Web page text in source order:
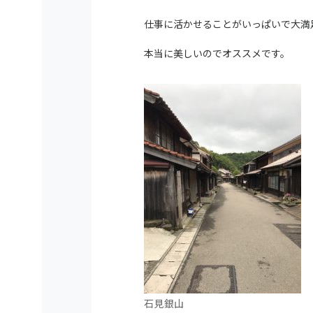
仕事に活かせることがいっぱいで大満
本当に美しいのでオススメです。
石見銀山